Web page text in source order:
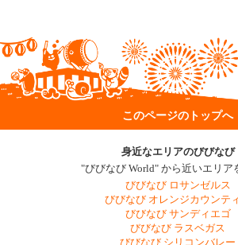
このページのトップへ
身近なエリアのびびなび
"びびなび World" から近いエリア
びびなび ロサンゼルス
びびなび オレンジカウンテ
びびなび サンディエゴ
びびなび ラスベガス